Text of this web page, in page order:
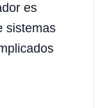
es
sistemas